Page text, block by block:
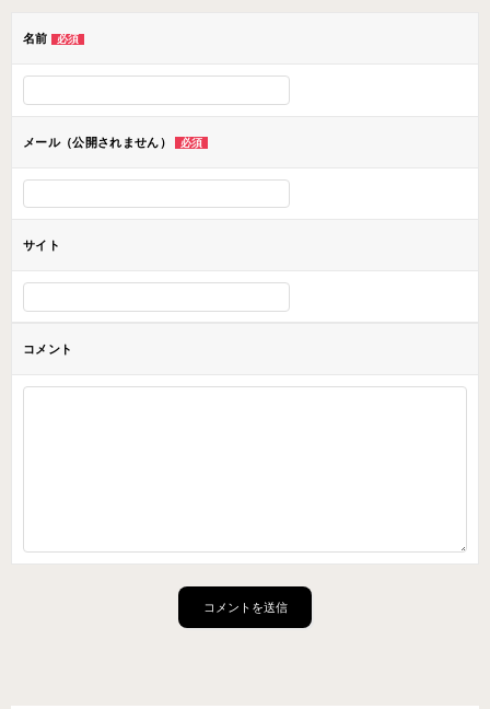
ョ
ン
名前 必須
メール（公開されません） 必須
サイト
コメント